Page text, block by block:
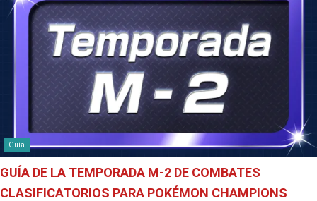
Guía
GUÍA DE LA TEMPORADA M-2 DE COMBATES
CLASIFICATORIOS PARA POKÉMON CHAMPIONS